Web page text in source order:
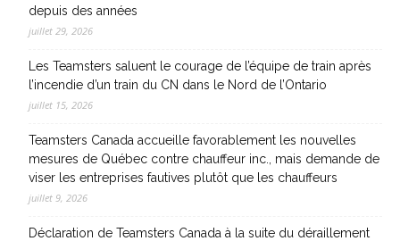
depuis des années
juillet 29, 2026
Les Teamsters saluent le courage de l’équipe de train après
l’incendie d’un train du CN dans le Nord de l’Ontario
juillet 15, 2026
Teamsters Canada accueille favorablement les nouvelles
mesures de Québec contre chauffeur inc., mais demande de
viser les entreprises fautives plutôt que les chauffeurs
juillet 9, 2026
Déclaration de Teamsters Canada à la suite du déraillement